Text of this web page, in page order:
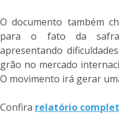
O documento também
para o fato da
apresentando
grão no mercado
O movimento irá gerar
Confira relatório